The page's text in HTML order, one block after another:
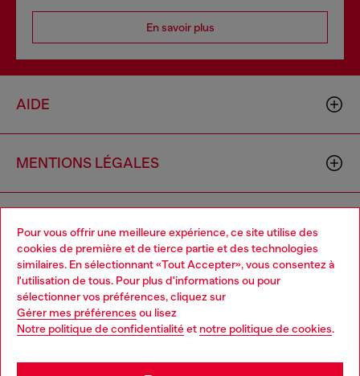
Pour vous offrir une meilleure expérience, ce site utilise des
cookies de première et de tierce partie et des technologies
similaires. En sélectionnant «Tout Accepter», vous consentez à
l'utilisation de tous. Pour plus d'informations ou pour
sélectionner vos préférences, cliquez sur
Gérer mes préférences ou lisez
Notre politique de confidentialitéet notre politique de cookies.
En savoir plus
AIDE
MENTIONS LÉGALES
CORPORATE
Choose your location
You are currently browsing France website, but it seems you
may be based in United States